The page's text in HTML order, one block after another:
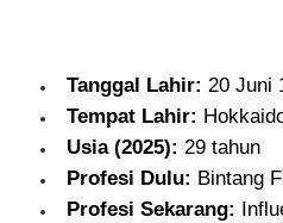
Tanggal Lahir: 20 Juni
Tempat Lahir:
Usia (2025): 29 tahun
Profesi Dulu: Bintang
Profesi Sekarang: